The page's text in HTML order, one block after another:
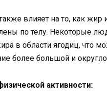
также влияет на то, как
по телу. Некоторые
в области ягодиц, что
более большой и
активности: